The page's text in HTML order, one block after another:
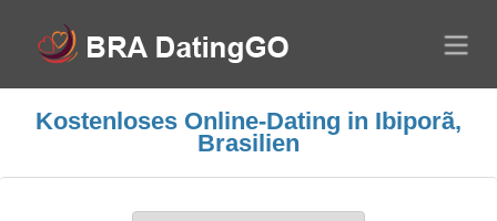
Kostenloses Online-Dating in Ibiporã,
Brasilien